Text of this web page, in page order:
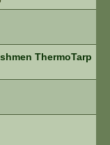
ThermoTarp